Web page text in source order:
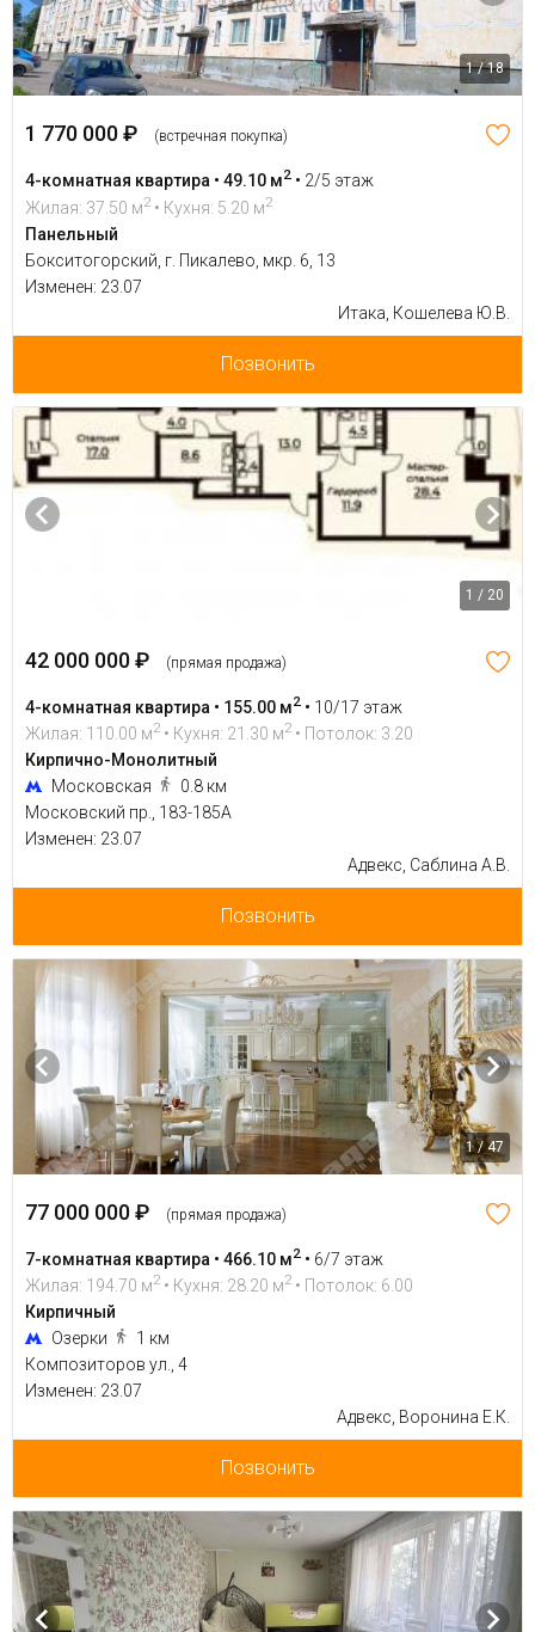
1 / 18
1 770 000 ₽ (встречная покупка)
4-комнатная квартира • 49.10 м2 • 2/5 этаж
Жилая: 37.50 м2 • Кухня: 5.20 м2
Панельный
Бокситогорский, г. Пикалево, мкр. 6, 13
Изменен: 23.07
Итака, Кошелева Ю.В.
Позвонить
1 / 20
42 000 000 ₽ (прямая продажа)
4-комнатная квартира • 155.00 м2 • 10/17 этаж
Жилая: 110.00 м2 • Кухня: 21.30 м2 • Потолок: 3.20
Кирпично-Монолитный
Московская
0.8 км
Московский пр., 183-185А
Изменен: 23.07
Адвекс, Саблина А.В.
Позвонить
1 / 47
77 000 000 ₽ (прямая продажа)
7-комнатная квартира • 466.10 м2 • 6/7 этаж
Жилая: 194.70 м2 • Кухня: 28.20 м2 • Потолок: 6.00
Кирпичный
Озерки
1 км
Композиторов ул., 4
Изменен: 23.07
Адвекс, Воронина Е.К.
Позвонить